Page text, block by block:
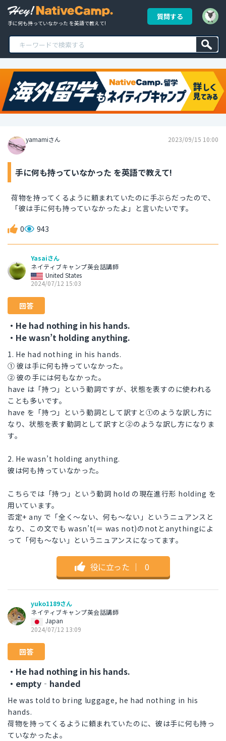
手に何も持っていなかった を英語で教えて!
質問する
yamamiさん 2023/09/15 10:00
手に何も持っていなかった を英語で教えて!
荷物を持ってくるように頼まれていたのに手ぶらだったので、
「彼は手に何も持っていなかったよ」と言いたいです。
0 943
Yasaiさん
ネイティブキャンプ英会話講師
United States
2024/07/12 15:03
回答
・He had nothing in his hands.
・He wasn’t holding anything.
1. He had nothing in his hands.
① 彼は手に何も持っていなかった。
② 彼の手には何もなかった。
have は「持つ」という動詞ですが、状態を表すのに使われる
ことも多いです。
have を「持つ」という動詞として訳すと①のような訳し方に
なり、状態を表す動詞として訳すと②のような訳し方になりま
す。
2. He wasn’t holding anything.
彼は何も持っていなかった。
こちらでは「持つ」という動詞 hold の現在進行形 holding を
用いています。
否定+ any で「全く〜ない、何も〜ない」というニュアンスと
なり、この文でも wasn’t(＝ was not)のnotとanythingによ
って「何も〜ない」というニュアンスになってます。
役に立った ｜ 0
yuko1189さん
ネイティブキャンプ英会話講師
Japan
2024/07/12 13:09
回答
・He had nothing in his hands.
・empty‐handed
He was told to bring luggage, he had nothing in his
hands.
荷物を持ってくるように頼まれていたのに、彼は手に何も持っ
ていなかったよ。